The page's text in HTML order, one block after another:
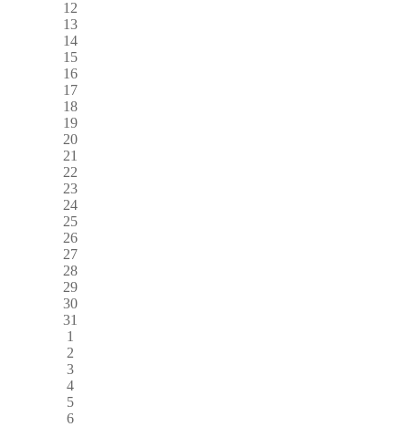
12
13
14
15
16
17
18
19
20
21
22
23
24
25
26
27
28
29
30
31
1
2
3
4
5
6